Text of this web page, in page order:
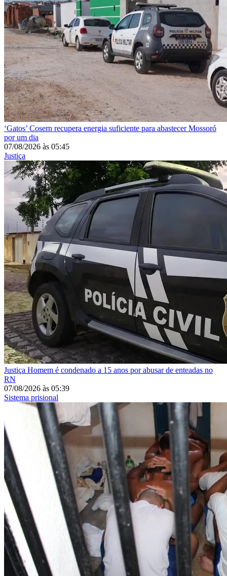
‘Gatos’ Cosern recupera energia suficiente para abastecer Mossoró
por um dia
07/08/2026 às 05:45
Justiça
Justiça Homem é condenado a 15 anos por abusar de enteadas no
RN
07/08/2026 às 05:39
Sistema prisional